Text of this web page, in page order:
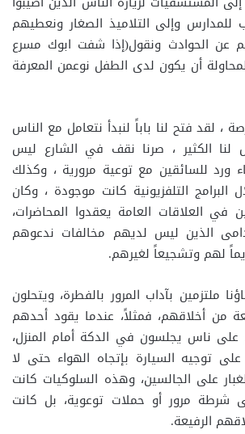
للمدارس وإلى التلاميذ الصغار ونعطيهم
عن الحوادث ونقول(إذا شفت ابوك مسرع
أن يكون لدى الطفل نوعمن المعرفة
، لقد فتح لنا باباً لنبدأ نتعامل مع الناس
الكثير ، صرنا نقف في الشارع ليس
ورد للسائقين مع توعية مرورية ، وكذلك
البرامج التلفزيونية كانت موجودة ، وكان
العلاقات العامة يعقدوا المحاضرات،
الذين ليس لديهم مخالفات ندعوهم
لهم وتشجيعاً لغيرهم.
ملتزمين بآداب المرور بالفطرة، ويتحلون
من أخلاقهم، فمثلاً، عندما يقود أحدهم
على ناس يجلسون في الدكة أمام المنزل،
توجيه السيارة بإتجاه الهواء حتى لا
على الجالسين، وهذه السلوكيات كانت
شرطة مرور أو حملات توعوية، بل كانت
الرفيعة.